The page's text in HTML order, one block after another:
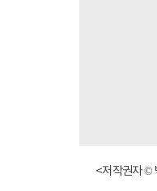
<저작권자 ©